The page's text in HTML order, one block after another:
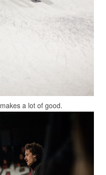
a lot of good.